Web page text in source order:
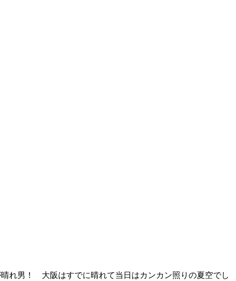
れ男！ 大阪はすでに晴れて当日はカンカン照りの夏空でし